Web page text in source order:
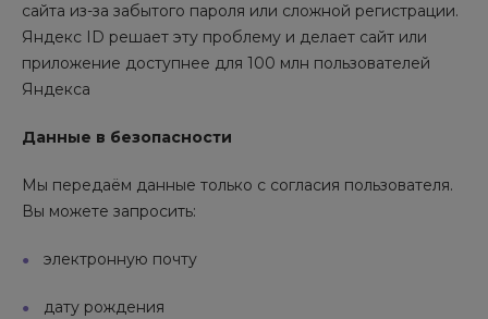
сайта из-за забытого пароля или сложной регистрации.
Яндекс ID решает эту проблему и делает сайт или
приложение доступнее для 100 млн пользователей
Яндекса
Данные в безопасности
Мы передаём данные только с согласия пользователя.
Вы можете запросить:
электронную почту
дату рождения